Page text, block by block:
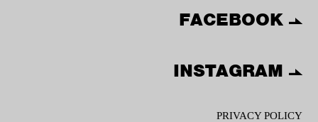
FACEBOOK
INSTAGRAM
PRIVACY POLICY